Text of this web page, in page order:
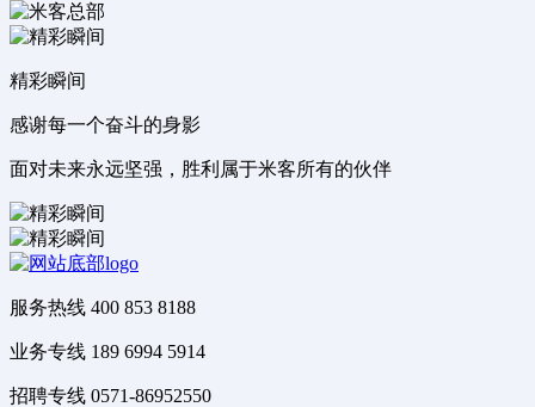
精彩瞬间
感谢每一个奋斗的身影
面对未来永远坚强，胜利属于米客所有的伙伴
服务热线 400 853 8188
业务专线 189 6994 5914
招聘专线 0571-86952550